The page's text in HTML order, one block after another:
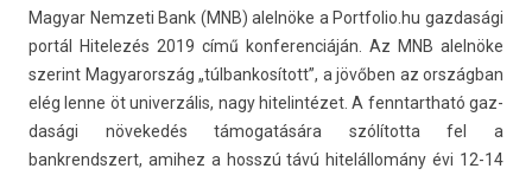
Magyar Nem­zeti Bank (MNB) alelnöke a Portfolio.­hu gaz­dasági
portál Hitelezés 2019 című kon­feren­ciáján. Az MNB alelnöke
szerint Magyarország „túl­bankosított”, a jövőben az országban
elég lenne öt uni­ver­zális, nagy hitelin­tézet. A fenntartható gaz­
dasági növekedés támogatására szólította fel a
bankrendszert, amihez a hosszú távú hitelállomány évi 12-14